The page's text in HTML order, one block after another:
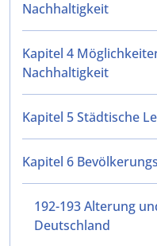
Nachhaltigkeit
Kapitel 4
Nachhaltigkeit
Kapitel 5 Städtische
Kapitel 6
192-193 Alterung
Deutschland